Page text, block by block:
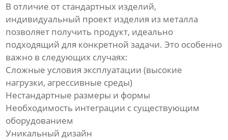
В отличие от стандартных изделий,
индивидуальный проект изделия из металла
позволяет получить продукт, идеально
подходящий для конкретной задачи. Это особенно
важно в следующих случаях:
Сложные условия эксплуатации (высокие
нагрузки, агрессивные среды)
Нестандартные размеры и формы
Необходимость интеграции с существующим
оборудованием
Уникальный дизайн